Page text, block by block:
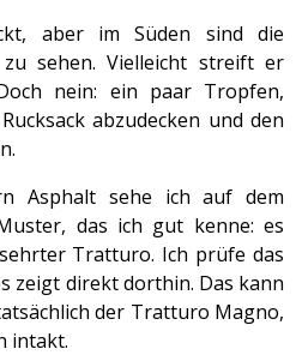
aber im Süden sind die
sehen. Vielleicht streift er
nein: ein paar Tropfen,
abzudecken und den
Asphalt sehe ich auf dem
das ich gut kenne: es
Tratturo. Ich prüfe das
zeigt direkt dorthin. Das kann
der Tratturo Magno,
intakt.